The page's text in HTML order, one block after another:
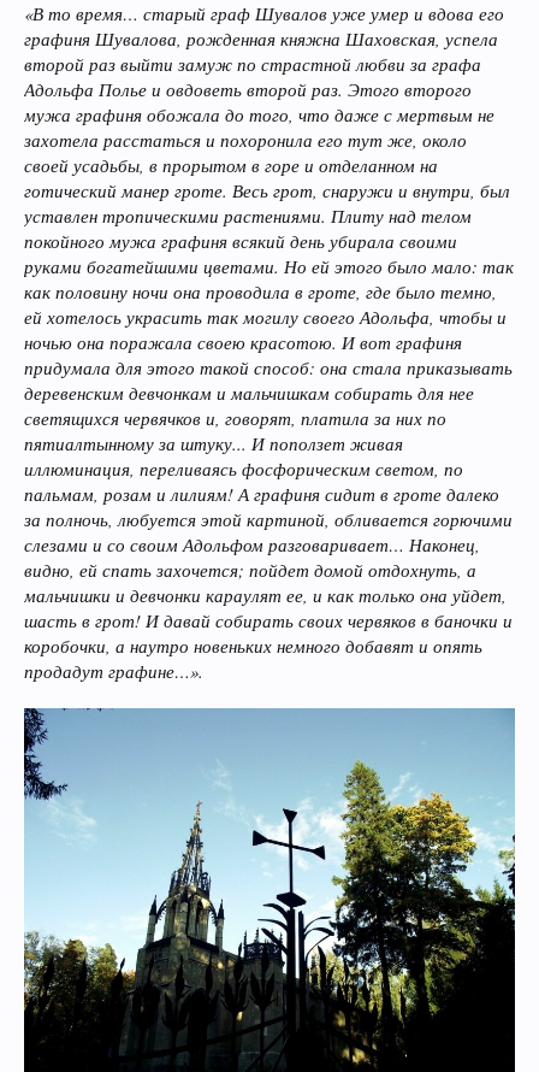
«В то время… старый граф Шувалов уже умер и вдова его
графиня Шувалова, рожденная княжна Шаховская, успела
второй раз выйти замуж по страстной любви за графа
Адольфа Полье и овдоветь второй раз. Этого второго
мужа графиня обожала до того, что даже с мертвым не
захотела расстаться и похоронила его тут же, около
своей усадьбы, в прорытом в горе и отделанном на
готический манер гроте. Весь грот, снаружи и внутри, был
уставлен тропическими растениями. Плиту над телом
покойного мужа графиня всякий день убирала своими
руками богатейшими цветами. Но ей этого было мало: так
как половину ночи она проводила в гроте, где было темно,
ей хотелось украсить так могилу своего Адольфа, чтобы и
ночью она поражала своею красотою. И вот графиня
придумала для этого такой способ: она стала приказывать
деревенским девчонкам и мальчишкам собирать для нее
светящихся червячков и, говорят, платила за них по
пятиалтынному за штуку... И поползет живая
иллюминация, переливаясь фосфорическим светом, по
пальмам, розам и лилиям! А графиня сидит в гроте далеко
за полночь, любуется этой картиной, обливается горючими
слезами и со своим Адольфом разговаривает… Наконец,
видно, ей спать захочется; пойдет домой отдохнуть, а
мальчишки и девчонки караулят ее, и как только она уйдет,
шасть в грот! И давай собирать своих червяков в баночки и
коробочки, а наутро новеньких немного добавят и опять
продадут графине…».